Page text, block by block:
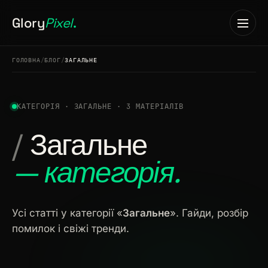
GloryPixel.
Головна
Послуги
Кейси
ГОЛОВНА/БЛОГ/ЗАГАЛЬНЕ
КАТЕГОРІЯ · ЗАГАЛЬНЕ · 3 МАТЕРІАЛІВ
Загальне
— категорія.
Усі статті у категорії «Загальне». Гайди, розбір
помилок і свіжі тренди.